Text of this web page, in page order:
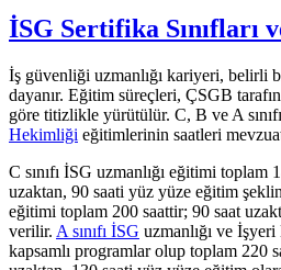
İSG Sertifika Sınıfları
İş güvenliği uzmanlığı kariyeri, belirli
dayanır. Eğitim süreçleri, ÇSGB
göre titizlikle yürütülür. C, B ve A
Hekimliği eğitimlerinin saatleri
C sınıfı İSG uzmanlığı eğitimi toplam
uzaktan, 90 saati yüz yüze eğitim
eğitimi toplam 200 saattir; 90 saat
verilir. A sınıfı İSG uzmanlığı ve
kapsamlı programlar olup toplam 220